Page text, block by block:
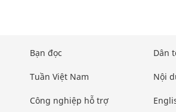
Bạn đọc
Tuần Việt Nam
Công nghiệp hỗ trợ
Dân
Nội